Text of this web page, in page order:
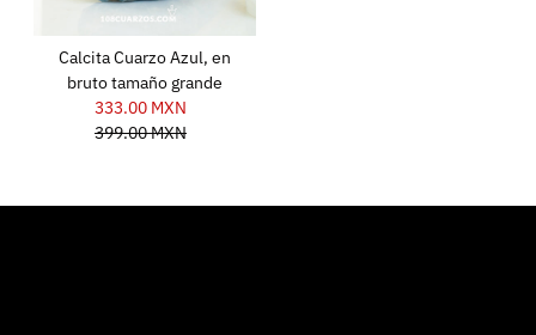
Calcita Cuarzo Azul, en
bruto tamaño grande
Precio
de
333.00 MXN
Precio
399.00 MXN